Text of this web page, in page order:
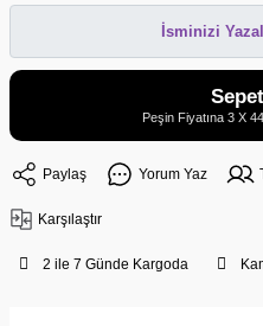
İsminizi
Peşin Fiyatına 3 X
Paylaş Yorum Yaz
Karşılaştır
2 ile 7 Günde Kargoda